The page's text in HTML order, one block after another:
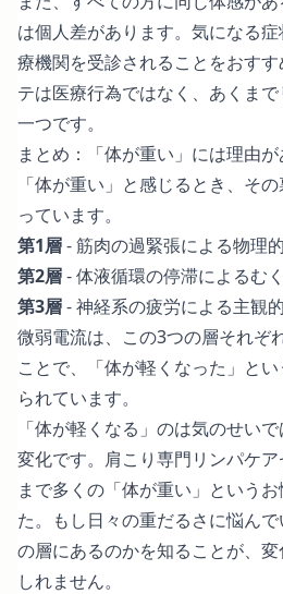
は個人差があります。気になる
療機関を受診されることをおす
テは医療行為ではなく、あくま
一つです。
まとめ：「体が重い」には理由が
「体が重い」と感じるとき、そ
っています。
第1層- 筋肉の過緊張による物理
第2層- 体液循環の停滞によるむ
第3層- 神経系の疲労による主観
微弱電流は、この3つの層それぞ
ことで、「体が軽くなった」と
られています。
「体が軽くなる」のは気のせい
変化です。肩こり専門リンパケ
まで多くの「体が重い」という
た。もし日々の重だるさに悩ん
の層にあるのかを知ることが、
しれません。